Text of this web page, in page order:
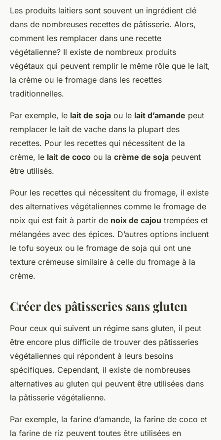
Les produits laitiers sont souvent un ingrédient clé
dans de nombreuses recettes de pâtisserie. Alors,
comment les remplacer dans une recette
végétalienne? Il existe de nombreux produits
végétaux qui peuvent remplir le même rôle que le lait,
la crème ou le fromage dans les recettes
traditionnelles.
Par exemple, le lait de soja ou le lait d’amande peut
remplacer le lait de vache dans la plupart des
recettes. Pour les recettes qui nécessitent de la
crème, le lait de coco ou la crème de soja peuvent
être utilisés.
Pour les recettes qui nécessitent du fromage, il existe
des alternatives végétaliennes comme le fromage de
noix qui est fait à partir de noix de cajou trempées et
mélangées avec des épices. D’autres options incluent
le tofu soyeux ou le fromage de soja qui ont une
texture crémeuse similaire à celle du fromage à la
crème.
Créer des pâtisseries sans gluten
Pour ceux qui suivent un régime sans gluten, il peut
être encore plus difficile de trouver des pâtisseries
végétaliennes qui répondent à leurs besoins
spécifiques. Cependant, il existe de nombreuses
alternatives au gluten qui peuvent être utilisées dans
la pâtisserie végétalienne.
Par exemple, la farine d’amande, la farine de coco et
la farine de riz peuvent toutes être utilisées en